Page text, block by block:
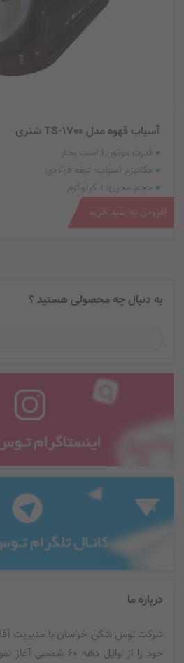
آسیاب قهوه مدل TS-1700 شتری
قدرت موتور: 1 اسب بخار
مکانیزم آسیاب: تیغه فولادی
حجم مخزن: 1 کیلوگرم
افزودن به سبد خرید
به دنبال چه محصولی هستید ؟
درباره ما
شرکت توس شکن خراسان با مدیریت
خود را از اوایل دهه